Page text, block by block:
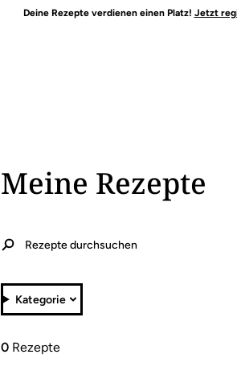
Deine Rezepte verdienen einen Platz! Jetzt
Meine Rezepte
Kategorie
0 Rezepte